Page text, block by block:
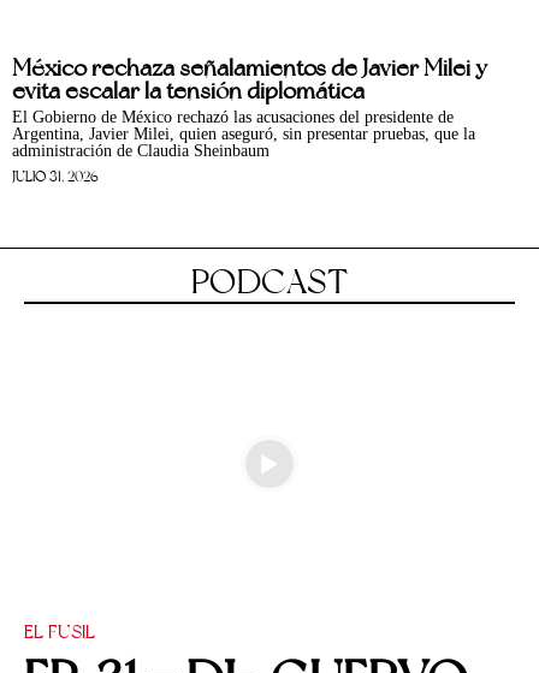
México rechaza señalamientos de Javier Milei y
evita escalar la tensión diplomática
El Gobierno de México rechazó las acusaciones del presidente de
Argentina, Javier Milei, quien aseguró, sin presentar pruebas, que la
administración de Claudia Sheinbaum
JULIO 31, 2026
PODCAST
EL FUSIL